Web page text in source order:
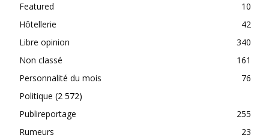
Featured
10
Hôtellerie
42
Libre opinion
340
Non classé
161
Personnalité du mois
76
Politique (2 572)
Publireportage
255
Rumeurs
23